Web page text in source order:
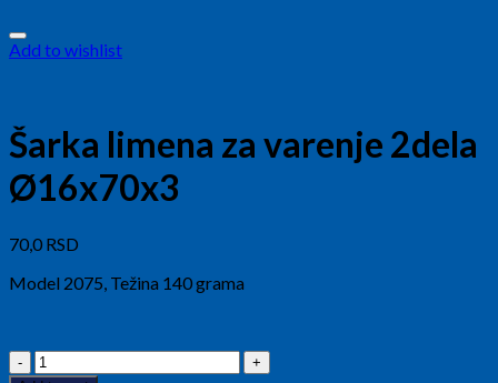
Add to wishlist
Šarka limena za varenje 2dela
Ø16x70x3
70,0 RSD
Model 2075, Težina 140 grama
Šarka